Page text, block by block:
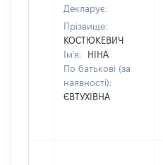
Декларує:
Прізвище:
КОСТЮКЕВИЧ
Ім'я:
НІНА
По батькові (за
наявності):
ЄВТУХІВНА